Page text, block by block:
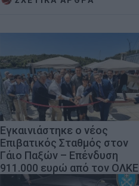
Εγκαινιάστηκε ο νέος
Επιβατικός Σταθμός στον
Γάιο Παξών – Επένδυση
911.000 ευρώ από τον ΟΛΚΕ